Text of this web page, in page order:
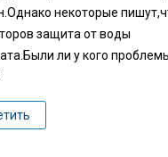
некоторые
защита от воды
ли у кого